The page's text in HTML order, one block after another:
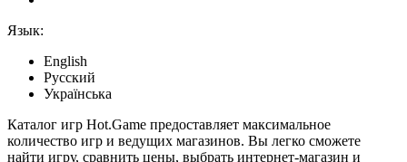
Язык:
English
Русский
Українська
Каталог игр Hot.Game предоставляет максимальное
количество игр и ведущих магазинов. Вы легко сможете
найти игру, сравнить цены, выбрать интернет-магазин и